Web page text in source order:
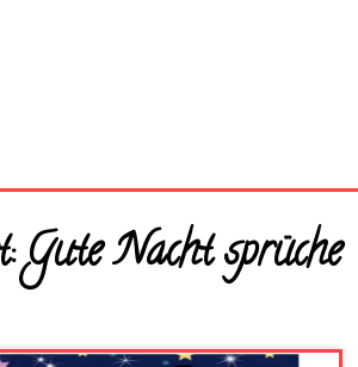
Gute Nacht sprüche